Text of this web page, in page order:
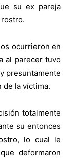
su ex pareja
ocurrieron en
al parecer tuvo
presuntamente
de la víctima.
totalmente
su entonces
lo cual le
deformaron